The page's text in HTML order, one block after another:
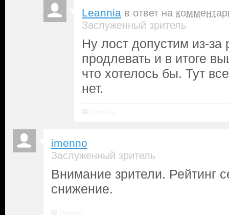
Leannia в ответ на
Заслуженный зритель
Ну лост допустим из-за
продлевать и в итоге
что хотелось бы. Тут
нет.
imenno
Заслуженный зритель
Внимание зрители. Рейтинг
снижение.